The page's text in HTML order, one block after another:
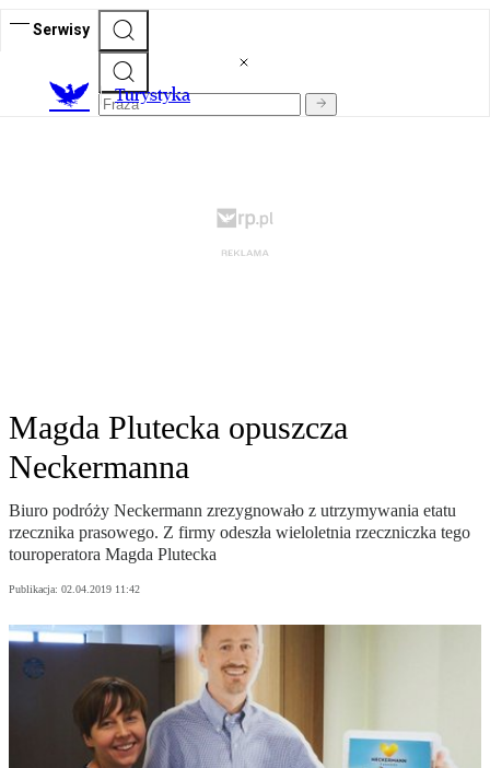
Serwisy
Turystyka
Magda Plutecka opuszcza
Neckermanna
Biuro podróży Neckermann zrezygnowało z utrzymywania etatu
rzecznika prasowego. Z firmy odeszła wieloletnia rzeczniczka tego
touroperatora Magda Plutecka
Publikacja: 02.04.2019 11:42